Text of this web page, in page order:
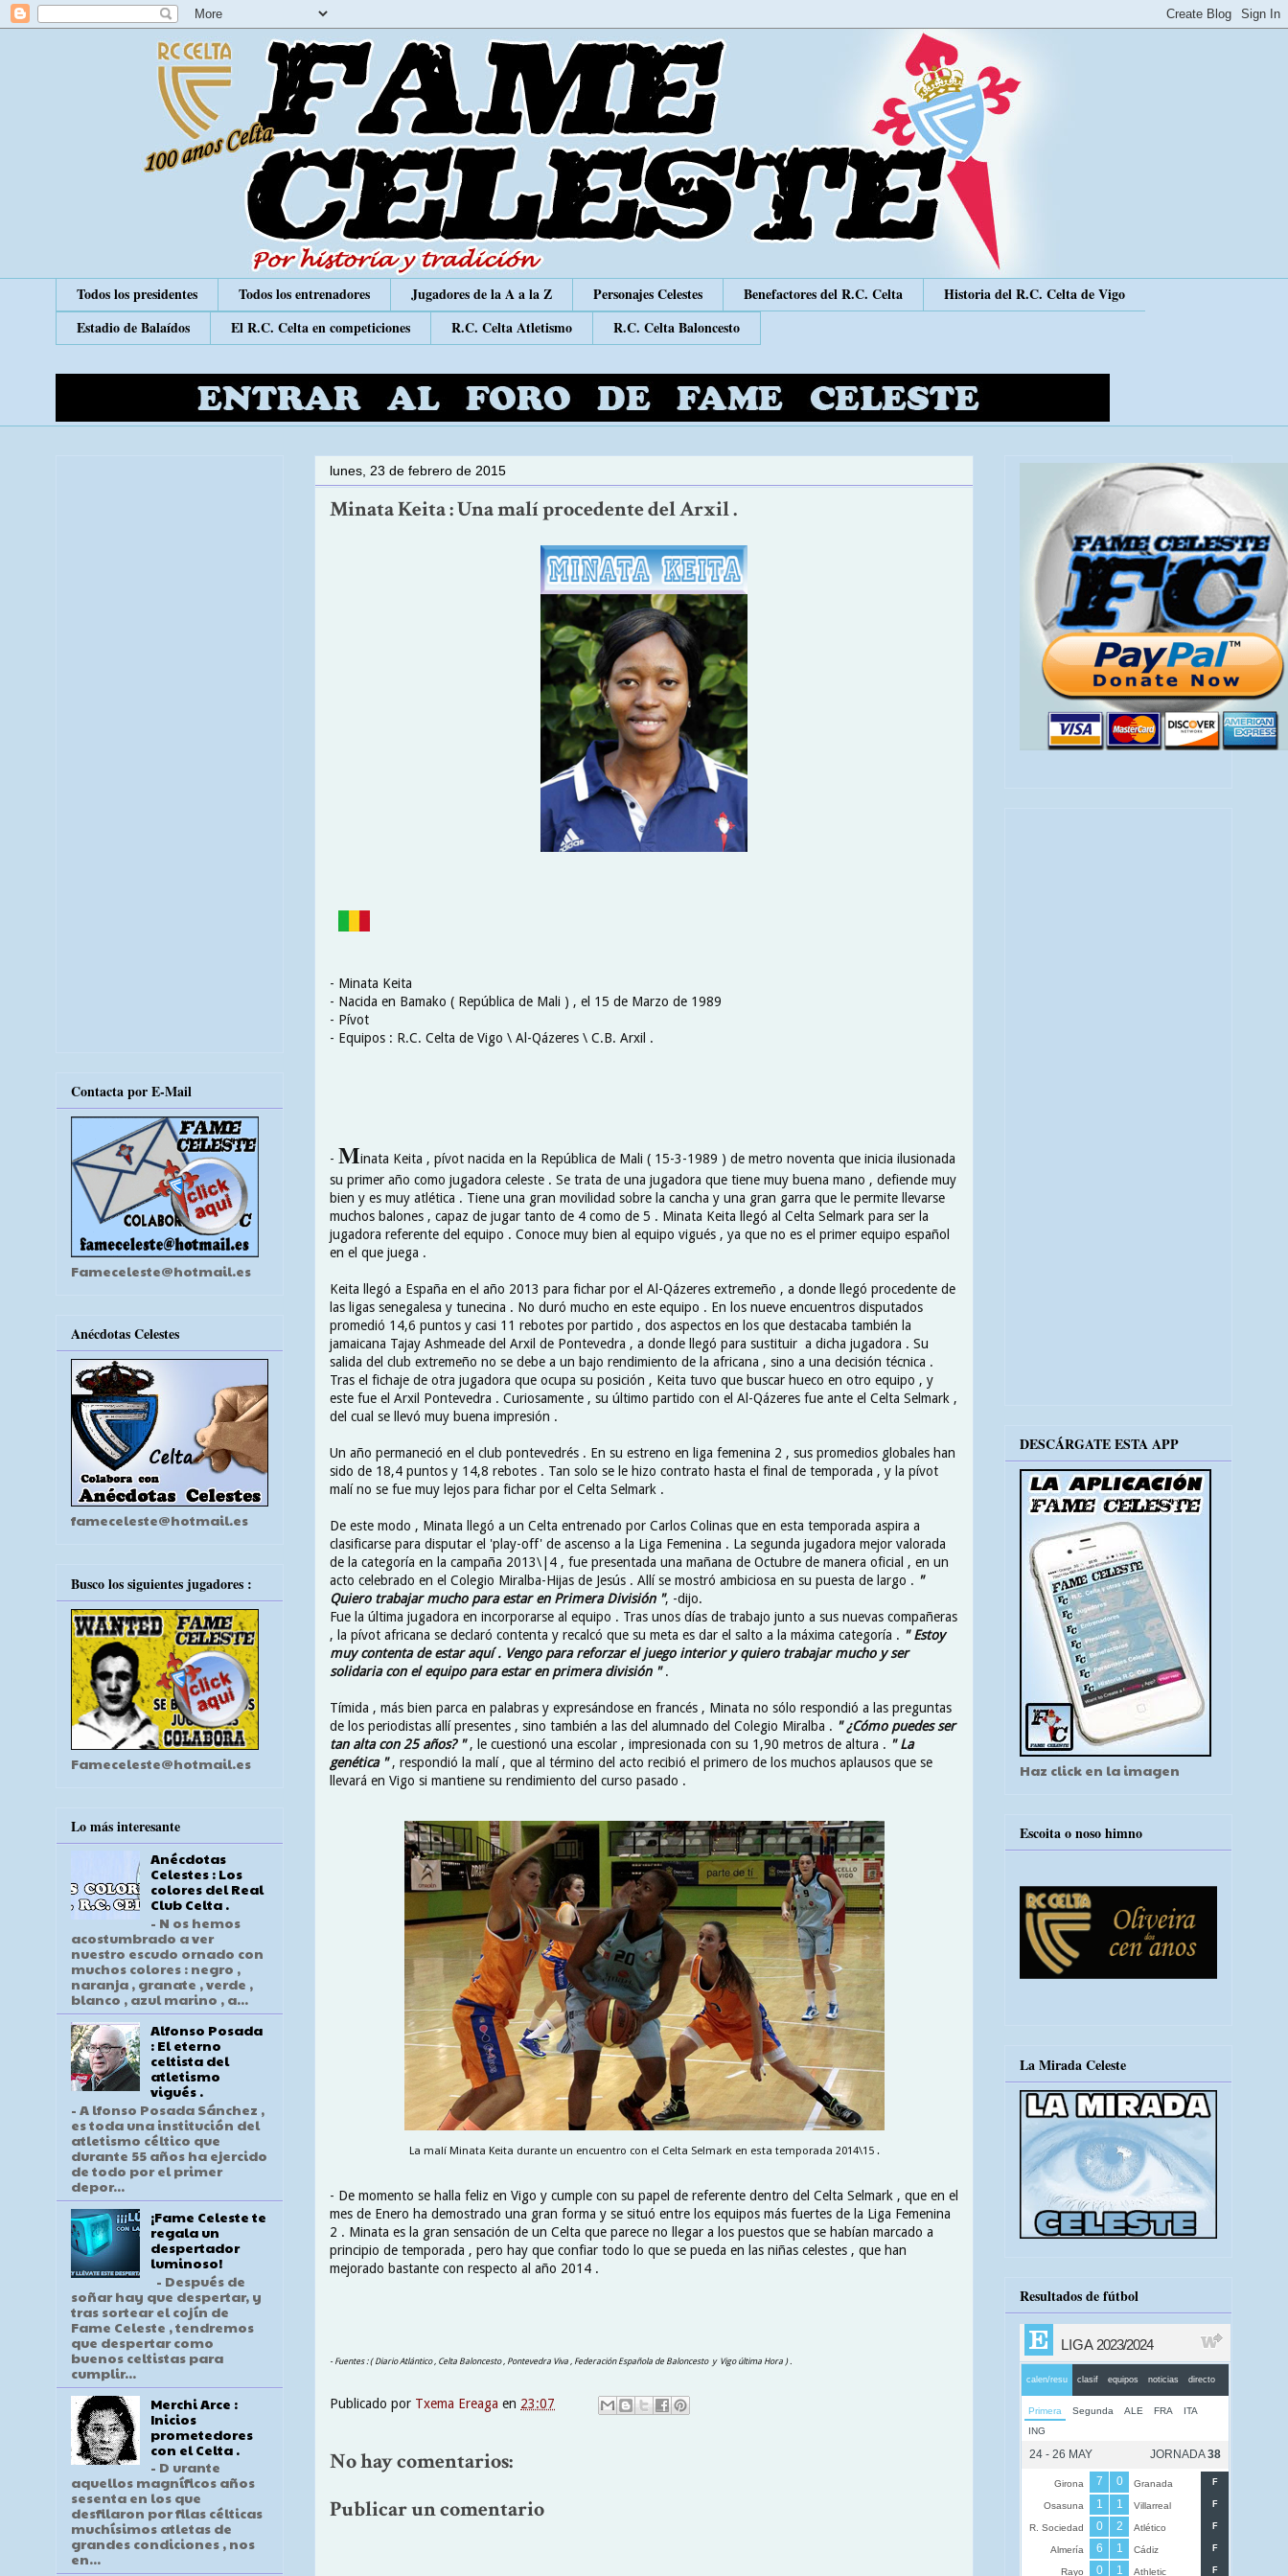
Todos los presidentes Todos los entrenadores Jugadores de la A a la Z Personajes Celestes Benefactores del R.C. Celta
Historia del R.C. Celta de Vigo
Estadio de Balaídos
El R.C. Celta en competiciones R.C. Celta Atletismo R.C. Celta Baloncesto
lunes, 23 de febrero de 2015
Minata Keita : Una malí procedente del Arxil .
- Minata Keita
- Nacida en Bamako ( República de Mali ) , el 15 de Marzo de 1989
- Pívot
- Equipos : R.C. Celta de Vigo \ Al-Qázeres \ C.B. Arxil .
- Minata Keita , pívot nacida en la República de Mali ( 15-3-1989 ) de metro noventa que inicia ilusionada
su primer año como jugadora celeste . Se trata de una jugadora que tiene muy buena mano , defiende muy
bien y es muy atlética . Tiene una gran movilidad sobre la cancha y una gran garra que le permite llevarse
muchos balones , capaz de jugar tanto de 4 como de 5 . Minata Keita llegó al Celta Selmark para ser la
jugadora referente del equipo . Conoce muy bien al equipo vigués , ya que no es el primer equipo español
en el que juega .
Keita llegó a España en el año 2013 para fichar por el Al-Qázeres extremeño , a donde llegó procedente de
las ligas senegalesa y tunecina . No duró mucho en este equipo . En los nueve encuentros disputados
promedió 14,6 puntos y casi 11 rebotes por partido , dos aspectos en los que destacaba también la
jamaicana Tajay Ashmeade del Arxil de Pontevedra , a donde llegó para sustituir a dicha jugadora . Su
salida del club extremeño no se debe a un bajo rendimiento de la africana , sino a una decisión técnica .
Tras el fichaje de otra jugadora que ocupa su posición , Keita tuvo que buscar hueco en otro equipo , y
este fue el Arxil Pontevedra . Curiosamente , su último partido con el Al-Qázeres fue ante el Celta Selmark ,
del cual se llevó muy buena impresión .
Un año permaneció en el club pontevedrés . En su estreno en liga femenina 2 , sus promedios globales han
sido de 18,4 puntos y 14,8 rebotes . Tan solo se le hizo contrato hasta el final de temporada , y la pívot
malí no se fue muy lejos para fichar por el Celta Selmark .
De este modo , Minata llegó a un Celta entrenado por Carlos Colinas que en esta temporada aspira a
clasificarse para disputar el 'play-off' de ascenso a la Liga Femenina . La segunda jugadora mejor valorada
de la categoría en la campaña 2013\|4 , fue presentada una mañana de Octubre de manera oficial , en un
acto celebrado en el Colegio Miralba-Hijas de Jesús . Allí se mostró ambiciosa en su puesta de largo . "
Quiero trabajar mucho para estar en Primera División ", -dijo.
Fue la última jugadora en incorporarse al equipo . Tras unos días de trabajo junto a sus nuevas compañeras
, la pívot africana se declaró contenta y recalcó que su meta es dar el salto a la máxima categoría . " Estoy
muy contenta de estar aquí . Vengo para reforzar el juego interior y quiero trabajar mucho y ser
solidaria con el equipo para estar en primera división ".
Tímida , más bien parca en palabras y expresándose en francés , Minata no sólo respondió a las preguntas
de los periodistas allí presentes , sino también a las del alumnado del Colegio Miralba . " ¿Cómo puedes ser
tan alta con 25 años? ", le cuestionó una escolar , impresionada con su 1,90 metros de altura . " La
genética ", respondió la malí , que al término del acto recibió el primero de los muchos aplausos que se
llevará en Vigo si mantiene su rendimiento del curso pasado .
La malí Minata Keita durante un encuentro con el Celta Selmark en esta temporada 2014\15 .
- De momento se halla feliz en Vigo y cumple con su papel de referente dentro del Celta Selmark , que en el
mes de Enero ha demostrado una gran forma y se situó entre los equipos más fuertes de la Liga Femenina
2 . Minata es la gran sensación de un Celta que parece no llegar a los puestos que se habían marcado a
principio de temporada , pero hay que confiar todo lo que se pueda en las niñas celestes , que han
mejorado bastante con respecto al año 2014 .
- Fuentes : ( Diario Atlántico , Celta Baloncesto , Pontevedra Viva , Federación Española de Baloncesto y Vigo última Hora ) .
Publicado por Txema Ereaga en 23:07
No hay comentarios:
Publicar un comentario
Contacta por E-Mail
Fameceleste@hotmail.es
Anécdotas Celestes
fameceleste@hotmail.es
Busco los siguientes jugadores :
Fameceleste@hotmail.es
Lo más interesante
Anécdotas
Celestes : Los
colores del Real
Club Celta .
- N os hemos
acostumbrado a ver
nuestro escudo ornado con
muchos colores : negro ,
naranja , granate , verde ,
blanco , azul marino , a...
Alfonso Posada
: El eterno
celtista del
atletismo
vigués .
- A lfonso Posada Sánchez ,
es toda una institución del
atletismo céltico que
durante 55 años ha ejercido
de todo por el primer
depor...
¡Fame Celeste te
regala un
despertador
luminoso!
- Después de
soñar hay que despertar, y
tras sortear el cojín de
Fame Celeste , tendremos
que despertar como
buenos celtistas para
cumplir...
Merchi Arce :
Inicios
prometedores
con el Celta .
- D urante
aquellos magníficos años
sesenta en los que
desfilaron por filas célticas
muchísimos atletas de
grandes condiciones , nos
en...
DESCÁRGATE ESTA APP
Haz click en la imagen
Escoita o noso himno
La Mirada Celeste
Resultados de fútbol